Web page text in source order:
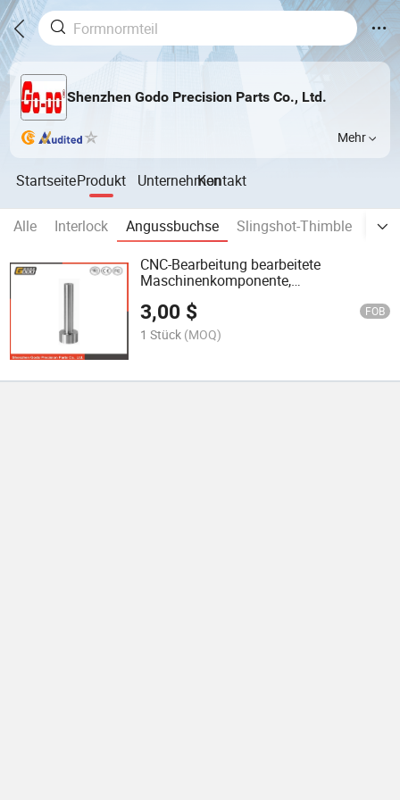
Shenzhen Godo Precision Parts Co., Ltd.
Mehr
StartseiteProdukt UnternehmenKontakt
Alle Interlock Angussbuchse Slingshot-Thimble
CNC-Bearbeitung bearbeitete
Maschinenkomponente,
3,00 $ FOB
1 Stück (MOQ)